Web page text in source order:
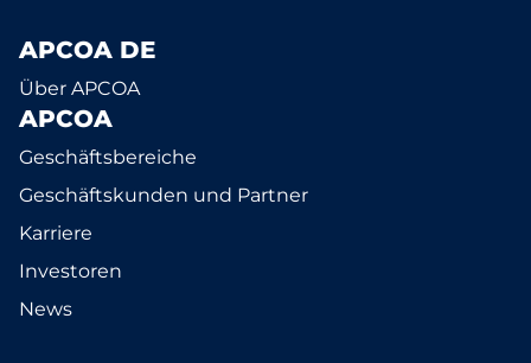
APCOA DE
Über APCOA
APCOA
Geschäftsbereiche
Geschäftskunden und Partner
Karriere
Investoren
News